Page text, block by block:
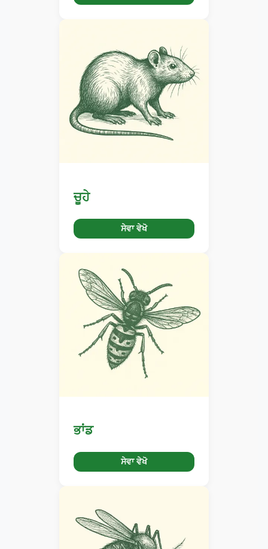
ਚੂਹੇ
ਸੇਵਾ ਵੇਖੋ
ਭਾਂਡ
ਸੇਵਾ ਵੇਖੋ